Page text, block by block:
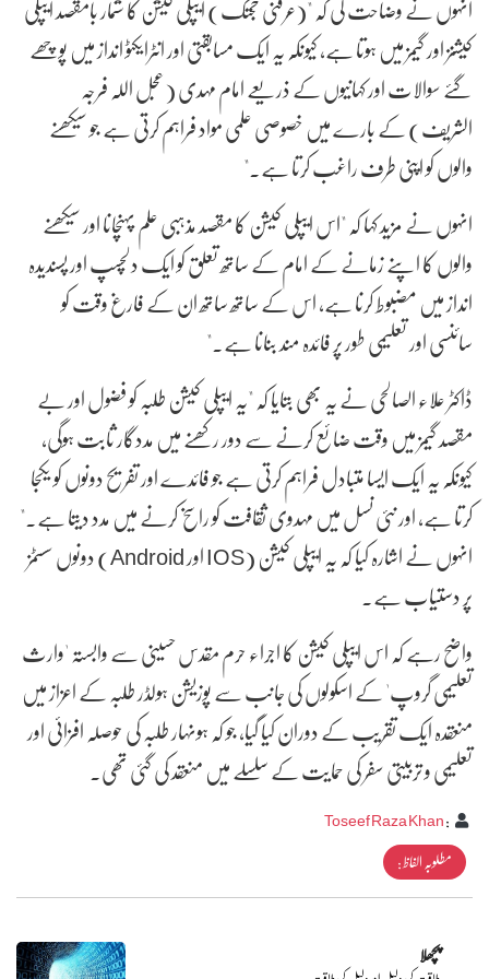
کیشنز اور گیمز میں ہوتا ہے، کیونکہ یہ ایک مسابقتی اور انٹرایکٹو انداز میں پوچھے
گئے سوالات اور کہانیوں کے ذریعے امام مہدی (عجل اللہ فرجہ
الشریف) کے بارے میں خصوصی علمی مواد فراہم کرتی ہے جو سیکھنے
والوں کو اپنی طرف راغب کرتا ہے۔"
انہوں نے مزید کہا کہ "اس ایپلی کیشن کا مقصد مذہبی علم پہنچانا اور سیکھنے
والوں کا اپنے زمانے کے امام کے ساتھ تعلق کو ایک دلچسپ اور پسندیدہ
انداز میں مضبوط کرنا ہے، اس کے ساتھ ساتھ ان کے فارغ وقت کو
سائنسی اور تعلیمی طور پر فائدہ مند بنانا ہے۔"
ڈاکٹر علاء الصالحی نے یہ بھی بتایا کہ "یہ ایپلی کیشن طلبہ کو فضول اور بے
مقصد گیمز میں وقت ضائع کرنے سے دور رکھنے میں مددگار ثابت ہوگی،
کیونکہ یہ ایک ایسا متبادل فراہم کرتی ہے جو فائدے اور تفریح دونوں کو یکجا
کرتا ہے، اور نئی نسل میں مہدوی ثقافت کو راسخ کرنے میں مدد دیتا ہے۔"
انہوں نے اشارہ کیا کہ یہ ایپلی کیشن (IOS اور Android) دونوں سسٹمز
پر دستیاب ہے۔
واضح رہے کہ اس ایپلی کیشن کا اجراء حرم مقدس حسینی سے وابستہ 'وارث
تعلیمی گروپ' کے اسکولوں کی جانب سے پوزیشن ہولڈر طلبہ کے اعزاز میں
منعقدہ ایک تقریب کے دوران کیا گیا، جو کہ ہونہار طلبہ کی حوصلہ افزائی اور
تعلیمی و تربیتی سفر کی حمایت کے سلسلے میں منعقد کی گئی تھی۔
:
Toseef Raza Khan
مطلوبہ الفاظ :
پچھلا